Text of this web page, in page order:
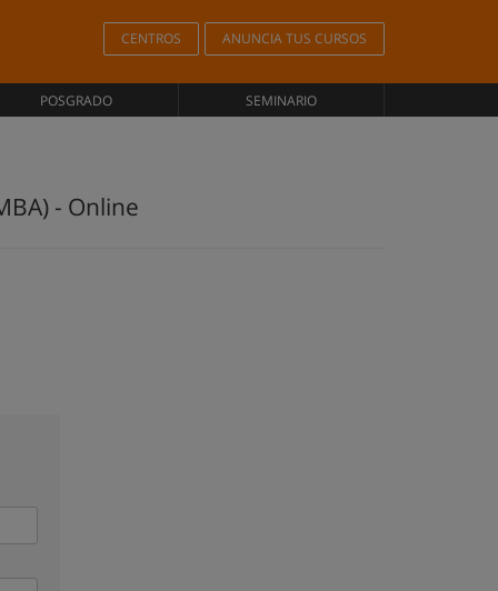
CENTROS ANUNCIA TUS CURSOS
POSGRADO SEMINARIO
- Online